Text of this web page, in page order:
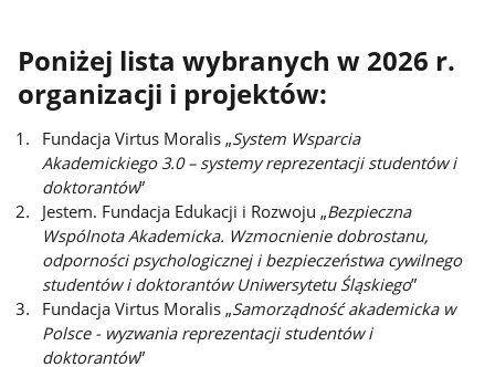
Poniżej lista wybranych w 2026 r.
organizacji i projektów:
Fundacja Virtus Moralis „System Wsparcia
Akademickiego 3.0 – systemy reprezentacji studentów i
doktorantów”
Jestem. Fundacja Edukacji i Rozwoju „Bezpieczna
Wspólnota Akademicka. Wzmocnienie dobrostanu,
odporności psychologicznej i bezpieczeństwa cywilnego
studentów i doktorantów Uniwersytetu Śląskiego”
Fundacja Virtus Moralis „Samorządność akademicka w
Polsce - wyzwania reprezentacji studentów i
doktorantów”